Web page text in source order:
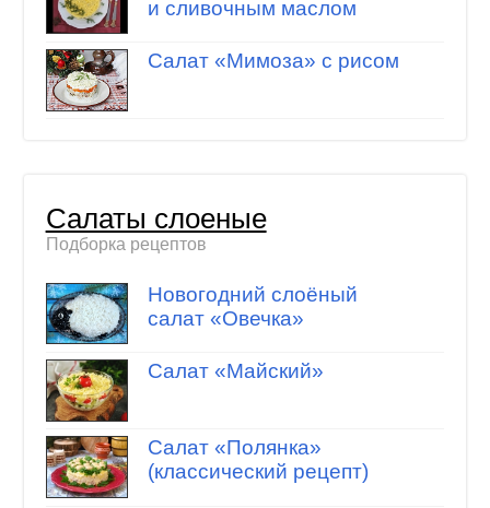
и сливочным маслом
Салат «Мимоза» с рисом
Салаты слоеные
Подборка рецептов
Новогодний слоёный
салат «Овечка»
Салат «Майский»
Салат «Полянка»
(классический рецепт)